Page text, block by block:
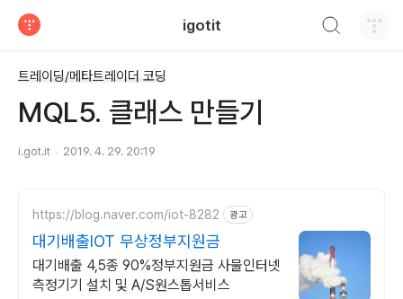
igotit
트레이딩/메타트레이더 코딩
MQL5. 클래스 만들기
i.got.it 2019. 4. 29. 20:19
https://blog.naver.com/iot-8282 광고
대기배출IOT 무상정부지원금
대기배출 4,5종 90%정부지원금 사물인터넷
측정기기 설치 및 A/S원스톱서비스